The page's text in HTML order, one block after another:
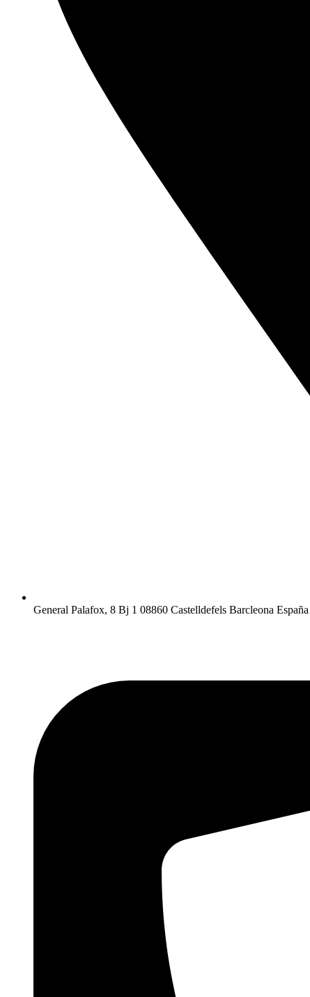
General Palafox, 8 Bj 1 08860 Castelldefels Barcleona España